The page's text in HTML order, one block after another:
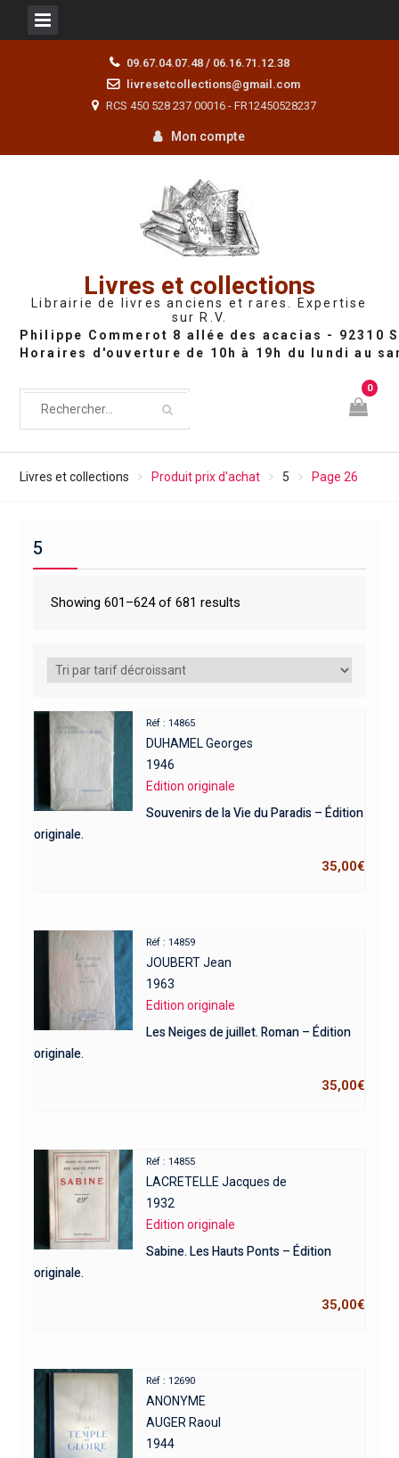
09.67.04.07.48 / 06.16.71.12.38
livresetcollections@gmail.com
RCS 450 528 237 00016 - FR12450528237
Mon compte
Livres et collections
Librairie de livres anciens et rares. Expertise
sur R.V.
0
Livres et collections Produit prix d'achat 5 Page 26
5
Showing 601–624 of 681 results
Réf : 14865
DUHAMEL Georges
1946
Edition originale
Souvenirs de la Vie du Paradis – Édition
originale.
35,00€
Réf : 14859
JOUBERT Jean
1963
Edition originale
Les Neiges de juillet. Roman – Édition
originale.
35,00€
Réf : 14855
LACRETELLE Jacques de
1932
Edition originale
Sabine. Les Hauts Ponts – Édition
originale.
35,00€
Réf : 12690
ANONYME
AUGER Raoul
1944